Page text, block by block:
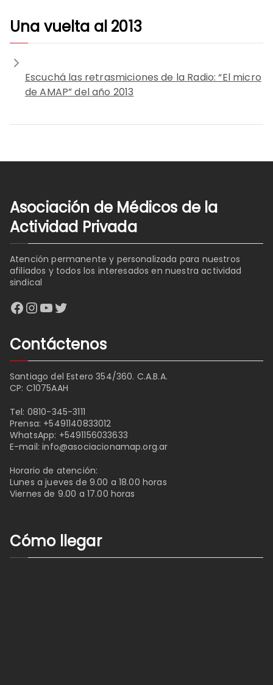
Una vuelta al 2013
Escuchá las retrasmiciones de la Radio: “El micro
de AMAP” del año 2013
Asociación de Médicos de la
Actividad Privada
Atención permanente y personalizada para nuestros
afiliados y todos los interesados en nuestra actividad
sindical
Facebook
Instagram
YouTube
Twitter
Contáctenos
Santiago del Estero 354/360. C.A.B.A.
CP: C1075AAH
Tel: 0810-345-3111
Prensa: +5491140833012
WhatsApp: +5491156033633
E-mail:info@asociacionamap.org.ar
Horario de atención:
Lunes a jueves de 9.00 a 18.00 horas
Viernes de 9.00 a 17.00 horas
Cómo llegar